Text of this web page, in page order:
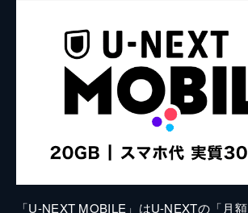
「U-NEXT MOBILE」はU-NEXTの「月